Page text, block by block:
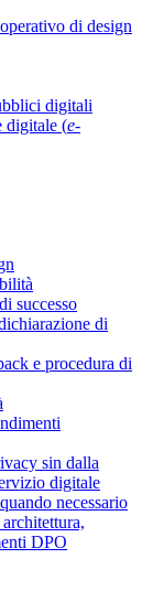
di design
digitali
digitale (e-
successo
di
e procedura di
sin dalla
digitale
necessario
DPO